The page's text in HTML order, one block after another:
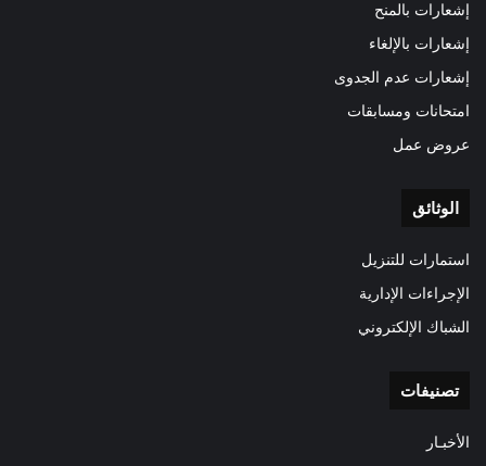
إشعارات بالمنح
إشعارات بالإلغاء
إشعارات عدم الجدوى
امتحانات ومسابقات
عروض عمل
الوثائق
استمارات للتنزيل
الإجراءات الإدارية
الشباك الإلكتروني
تصنيفات
الأخبـار